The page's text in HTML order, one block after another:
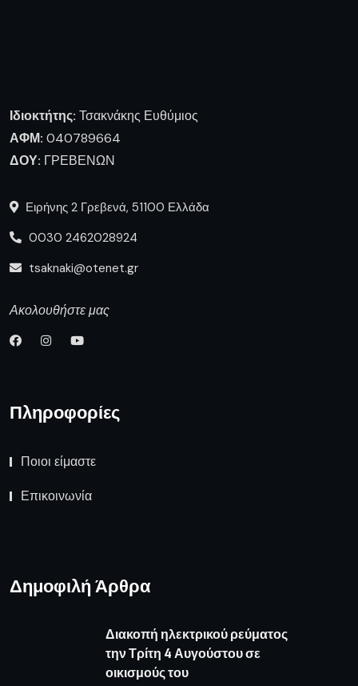
Ιδιοκτήτης: Τσακνάκης Ευθύμιος
ΑΦΜ: 040789664
ΔΟΥ: ΓΡΕΒΕΝΩΝ
Ειρήνης 2 Γρεβενά, 51100 Ελλάδα
0030 2462028924
tsaknaki@otenet.gr
Ακολουθήστε μας
Πληροφορίες
Ποιοι είμαστε
Επικοινωνία
Δημοφιλή Άρθρα
Διακοπή ηλεκτρικού ρεύματος
την Τρίτη 4 Αυγούστου σε
οικισμούς του